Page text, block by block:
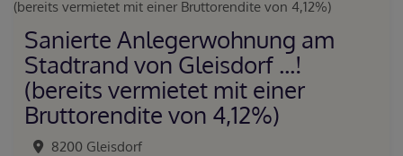
Sanierte Anlegerwohnung am
Stadtrand von Gleisdorf ...!
(bereits vermietet mit einer
Bruttorendite von 4,12%)
8200 Gleisdorf